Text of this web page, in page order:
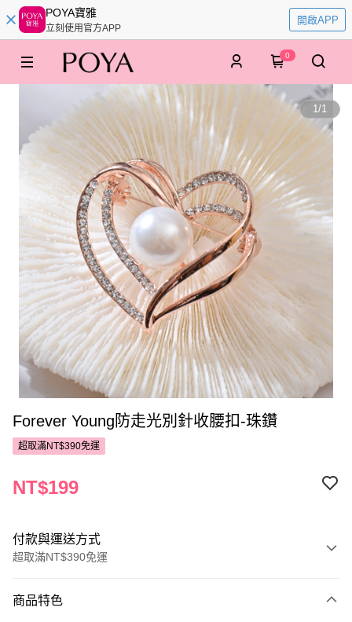
POYA寶雅
立刻使用官方APP
開啟APP
0
1/1
Forever Young防走光別針收腰扣-珠鑽
超取滿NT$390免運
NT$199
付款與運送方式
超取滿NT$390免運
POYA支付
商品特色